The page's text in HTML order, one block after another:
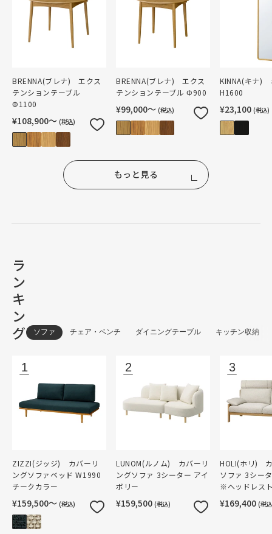
BRENNA(ブレナ) エクス
テンションテーブル
Φ1100
¥108,900〜 (税込)
BRENNA(ブレナ) エクス
テンションテーブル Φ900
¥99,000〜 (税込)
KINNA(キナ)
H1600
¥23,100 (税込)
もっと見る
ラ
ン
キ
ン
グ
ソファ チェア・ベンチ ダイニングテーブル キッチン収納
ZIZZI(ジッジ) カバーリ
ングソファベッド W1990
チークカラー
¥159,500〜 (税込)
LUNOM(ルノム) カバーリ
ングソファ 3シーター アイ
ボリー
¥159,500 (税込)
HOLI(ホリ)
ソファ 3シー
※ヘッドレス
¥169,400 (税